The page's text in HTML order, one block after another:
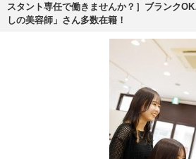
スタント専任で働きませんか？］ブランク
しの美容師」さん多数在籍！